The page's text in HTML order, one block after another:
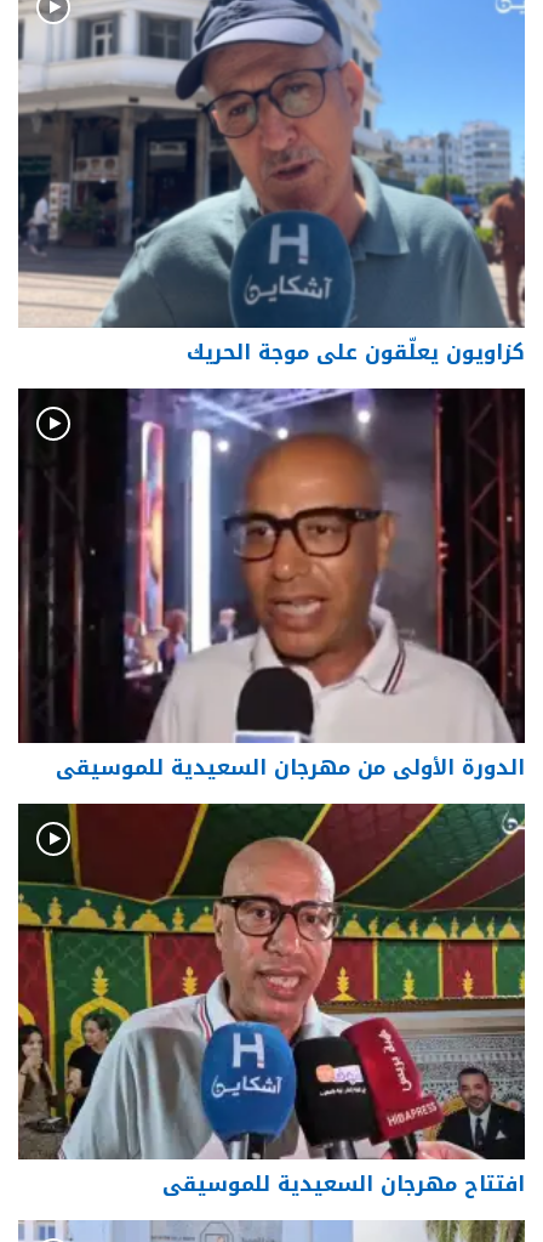
كزاويون يعلّقون على موجة الحريك
الدورة الأولى من مهرجان السعيدية للموسيقى
افتتاح مهرجان السعيدية للموسيقى